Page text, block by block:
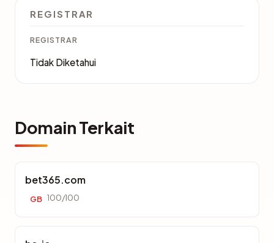
REGISTRAR
REGISTRAR
Tidak Diketahui
Domain Terkait
bet365.com
GB 100/100